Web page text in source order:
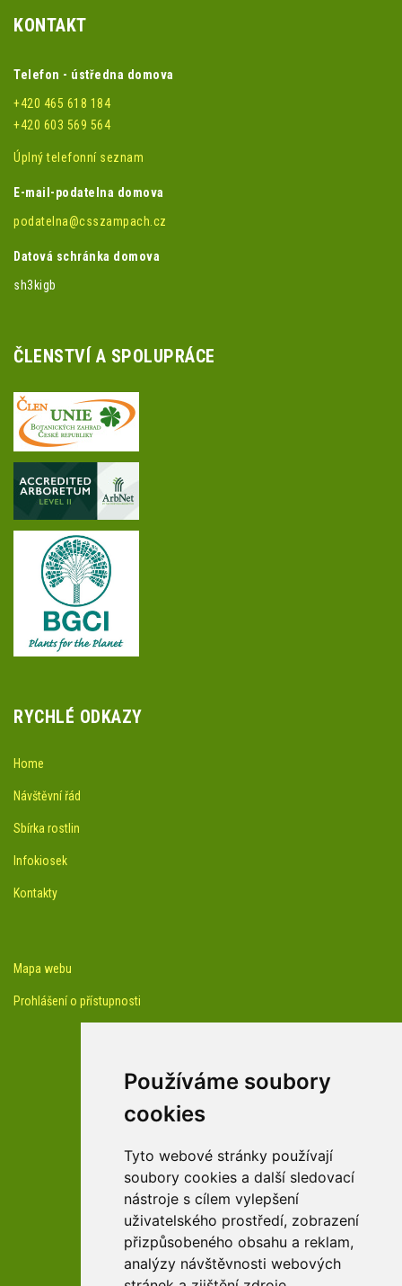
Používáme soubory
cookies
Tyto webové stránky používají
soubory cookies a další sledovací
nástroje s cílem vylepšení
uživatelského prostředí, zobrazení
přizpůsobeného obsahu a reklam,
analýzy návštěvnosti webových
KONTAKT
Telefon - ústředna domova
+420 465 618 184
+420 603 569 564
Úplný telefonní seznam
E-mail-podatelna domova
podatelna@csszampach.cz
Datová schránka domova
sh3kigb
ČLENSTVÍ A SPOLUPRÁCE
RYCHLÉ ODKAZY
Home
Návštěvní řád
Sbírka rostlin
Infokiosek
Kontakty
Mapa webu
Prohlášení o přístupnosti
Youtube kanál arboreta